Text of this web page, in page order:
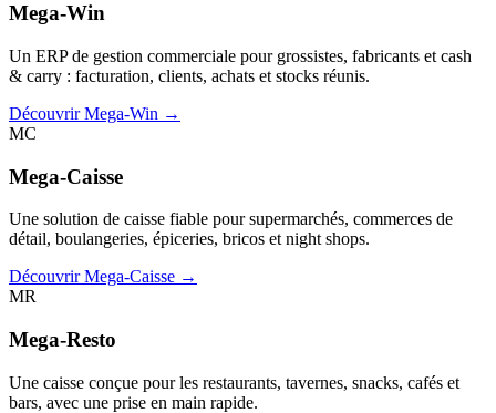
Mega-Win
Un ERP de gestion commerciale pour grossistes, fabricants et cash
& carry : facturation, clients, achats et stocks réunis.
Découvrir Mega-Win →
MC
Mega-Caisse
Une solution de caisse fiable pour supermarchés, commerces de
détail, boulangeries, épiceries, bricos et night shops.
Découvrir Mega-Caisse →
MR
Mega-Resto
Une caisse conçue pour les restaurants, tavernes, snacks, cafés et
bars, avec une prise en main rapide.